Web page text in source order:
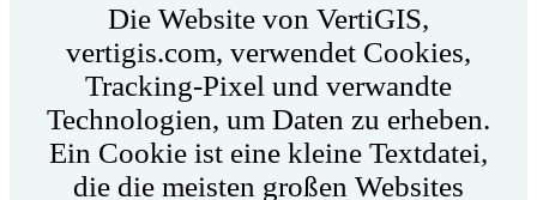
Die Website von VertiGIS,
vertigis.com, verwendet Cookies,
Tracking-Pixel und verwandte
Technologien, um Daten zu erheben.
Ein Cookie ist eine kleine Textdatei,
die die meisten großen Websites